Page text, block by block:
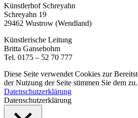
Künstlerhof Schreyahn
Schreyahn 19
29462 Wustrow (Wendland)
Künstlerische Leitung
Britta Gansebohm
Tel. 0175 – 52 70 777
Diese Seite verwendet Cookies zur
der Nutzung der Seite stimmen Sie dem zu.
Datenschutzerklärung
Datenschutzerklärung